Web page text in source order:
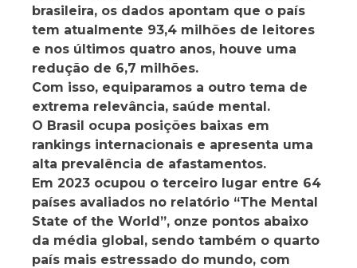
brasileira, os dados apontam que o país
tem atualmente 93,4 milhões de leitores
e nos últimos quatro anos, houve uma
redução de 6,7 milhões.
Com isso, equiparamos a outro tema de
extrema relevância, saúde mental.
O Brasil ocupa posições baixas em
rankings internacionais e apresenta uma
alta prevalência de afastamentos.
Em 2023 ocupou o terceiro lugar entre 64
países avaliados no relatório “The Mental
State of the World”, onze pontos abaixo
da média global, sendo também o quarto
país mais estressado do mundo, com